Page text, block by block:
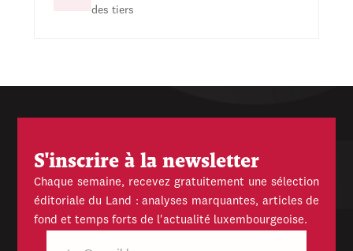
des tiers
S'inscrire à la newsletter
Chaque semaine, recevez gratuitement une sélection
éditoriale du Land : analyses marquantes, articles de
fond et temps forts de l'actualité luxembourgeoise.